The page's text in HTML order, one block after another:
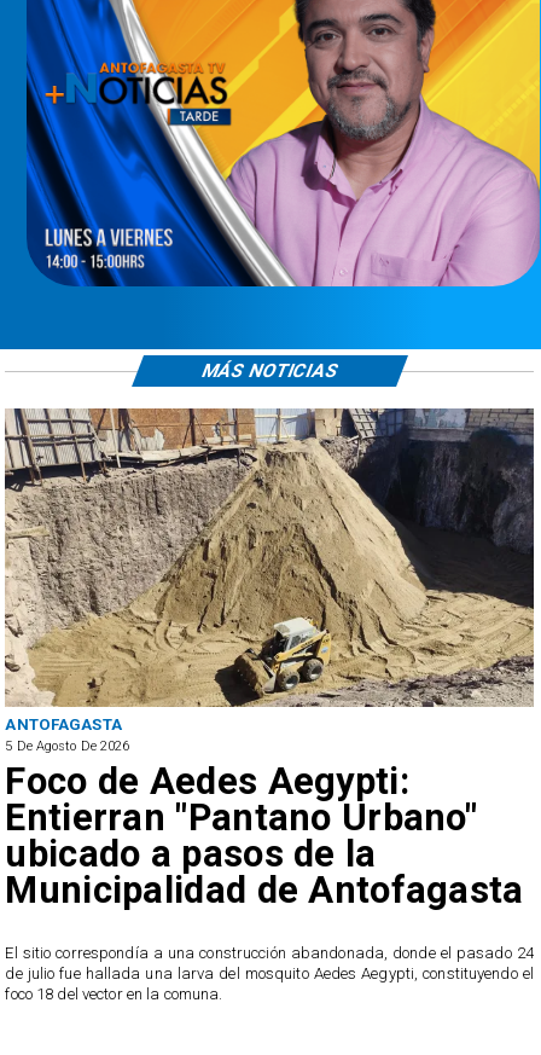
ANTOFAGASTA
5 De Agosto De 2026
Foco de Aedes Aegypti:
Entierran "Pantano Urbano"
ubicado a pasos de la
Municipalidad de Antofagasta
El sitio correspondía a una construcción abandonada, donde el pasado 24
de julio fue hallada una larva del mosquito Aedes Aegypti, constituyendo el
foco 18 del vector en la comuna.
MÁS NOTICIAS